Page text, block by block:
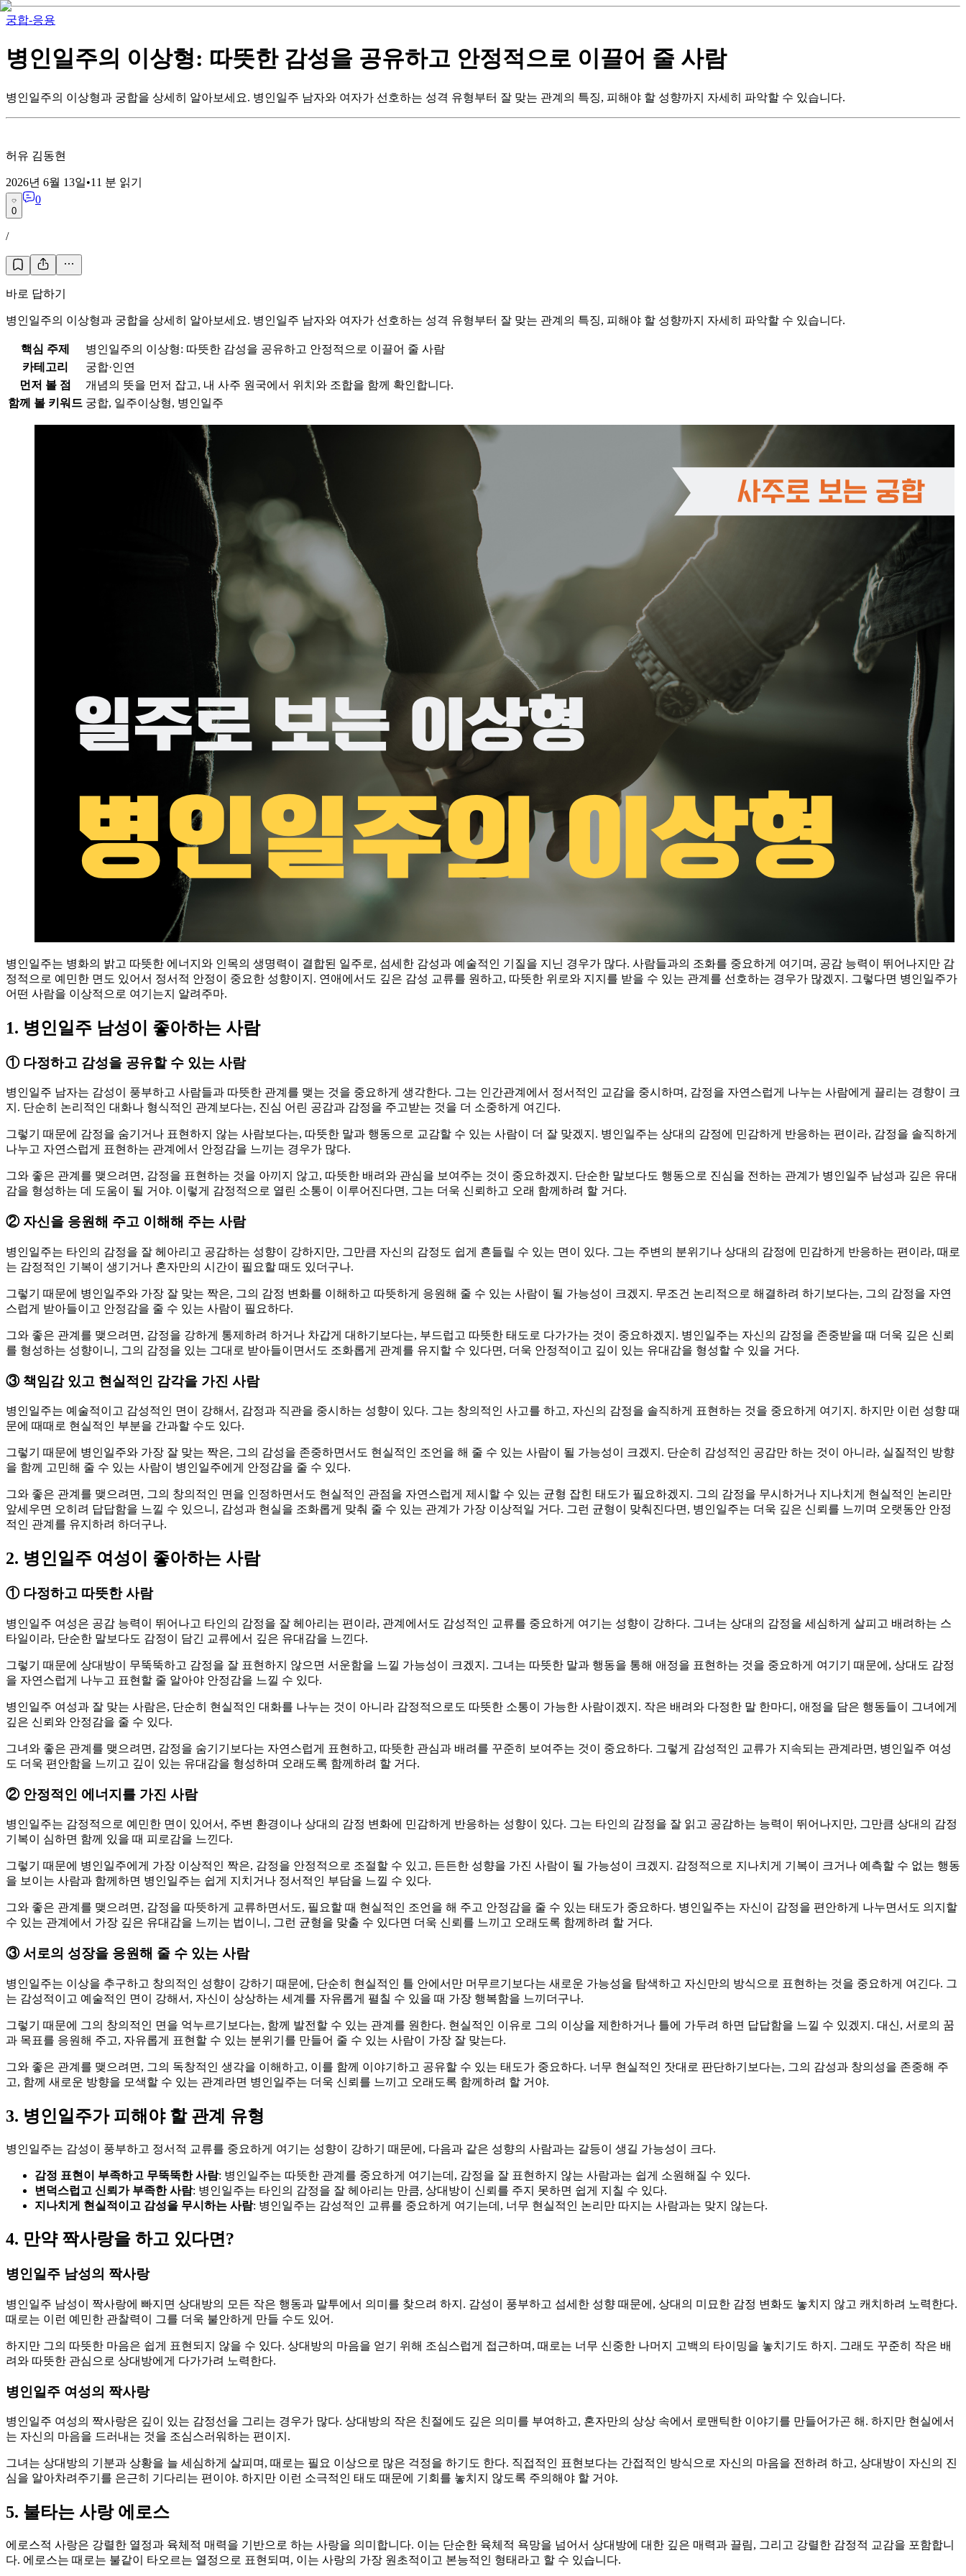
궁합-응용
병인일주의 이상형: 따뜻한 감성을 공유하고 안정적으로 이끌어 줄 사람
병인일주의 이상형과 궁합을 상세히 알아보세요. 병인일주 남자와 여자가 선호하는 성격 유형부터 잘 맞는 관계의 특징, 피해야 할 성향까지 자세히 파악할 수 있습니다.
허유 김동현
2026년 6월 13일•11 분 읽기
0
0
/
바로 답하기
병인일주의 이상형과 궁합을 상세히 알아보세요. 병인일주 남자와 여자가 선호하는 성격 유형부터 잘 맞는 관계의 특징, 피해야 할 성향까지 자세히 파악할 수 있습니다.
핵심 주제
병인일주의 이상형: 따뜻한 감성을 공유하고 안정적으로 이끌어 줄 사람
카테고리
궁합·인연
먼저 볼 점
개념의 뜻을 먼저 잡고, 내 사주 원국에서 위치와 조합을 함께 확인합니다.
함께 볼 키워드 궁합, 일주이상형, 병인일주
병인일주는 병화의 밝고 따뜻한 에너지와 인목의 생명력이 결합된 일주로, 섬세한 감성과 예술적인 기질을 지닌 경우가 많다. 사람들과의 조화를 중요하게 여기며, 공감 능력이 뛰어나지만 감
정적으로 예민한 면도 있어서 정서적 안정이 중요한 성향이지. 연애에서도 깊은 감성 교류를 원하고, 따뜻한 위로와 지지를 받을 수 있는 관계를 선호하는 경우가 많겠지. 그렇다면 병인일주가
어떤 사람을 이상적으로 여기는지 알려주마.
1. 병인일주 남성이 좋아하는 사람
① 다정하고 감성을 공유할 수 있는 사람
병인일주 남자는 감성이 풍부하고 사람들과 따뜻한 관계를 맺는 것을 중요하게 생각한다. 그는 인간관계에서 정서적인 교감을 중시하며, 감정을 자연스럽게 나누는 사람에게 끌리는 경향이 크
지. 단순히 논리적인 대화나 형식적인 관계보다는, 진심 어린 공감과 감정을 주고받는 것을 더 소중하게 여긴다.
그렇기 때문에 감정을 숨기거나 표현하지 않는 사람보다는, 따뜻한 말과 행동으로 교감할 수 있는 사람이 더 잘 맞겠지. 병인일주는 상대의 감정에 민감하게 반응하는 편이라, 감정을 솔직하게
나누고 자연스럽게 표현하는 관계에서 안정감을 느끼는 경우가 많다.
그와 좋은 관계를 맺으려면, 감정을 표현하는 것을 아끼지 않고, 따뜻한 배려와 관심을 보여주는 것이 중요하겠지. 단순한 말보다도 행동으로 진심을 전하는 관계가 병인일주 남성과 깊은 유대
감을 형성하는 데 도움이 될 거야. 이렇게 감정적으로 열린 소통이 이루어진다면, 그는 더욱 신뢰하고 오래 함께하려 할 거다.
② 자신을 응원해 주고 이해해 주는 사람
병인일주는 타인의 감정을 잘 헤아리고 공감하는 성향이 강하지만, 그만큼 자신의 감정도 쉽게 흔들릴 수 있는 면이 있다. 그는 주변의 분위기나 상대의 감정에 민감하게 반응하는 편이라, 때로
는 감정적인 기복이 생기거나 혼자만의 시간이 필요할 때도 있더구나.
그렇기 때문에 병인일주와 가장 잘 맞는 짝은, 그의 감정 변화를 이해하고 따뜻하게 응원해 줄 수 있는 사람이 될 가능성이 크겠지. 무조건 논리적으로 해결하려 하기보다는, 그의 감정을 자연
스럽게 받아들이고 안정감을 줄 수 있는 사람이 필요하다.
그와 좋은 관계를 맺으려면, 감정을 강하게 통제하려 하거나 차갑게 대하기보다는, 부드럽고 따뜻한 태도로 다가가는 것이 중요하겠지. 병인일주는 자신의 감정을 존중받을 때 더욱 깊은 신뢰
를 형성하는 성향이니, 그의 감정을 있는 그대로 받아들이면서도 조화롭게 관계를 유지할 수 있다면, 더욱 안정적이고 깊이 있는 유대감을 형성할 수 있을 거다.
③책임감 있고 현실적인 감각을 가진 사람
병인일주는 예술적이고 감성적인 면이 강해서, 감정과 직관을 중시하는 성향이 있다. 그는 창의적인 사고를 하고, 자신의 감정을 솔직하게 표현하는 것을 중요하게 여기지. 하지만 이런 성향 때
문에 때때로 현실적인 부분을 간과할 수도 있다.
그렇기 때문에 병인일주와 가장 잘 맞는 짝은, 그의 감성을 존중하면서도 현실적인 조언을 해 줄 수 있는 사람이 될 가능성이 크겠지. 단순히 감성적인 공감만 하는 것이 아니라, 실질적인 방향
을 함께 고민해 줄 수 있는 사람이 병인일주에게 안정감을 줄 수 있다.
그와 좋은 관계를 맺으려면, 그의 창의적인 면을 인정하면서도 현실적인 관점을 자연스럽게 제시할 수 있는 균형 잡힌 태도가 필요하겠지. 그의 감정을 무시하거나 지나치게 현실적인 논리만
앞세우면 오히려 답답함을 느낄 수 있으니, 감성과 현실을 조화롭게 맞춰 줄 수 있는 관계가 가장 이상적일 거다. 그런 균형이 맞춰진다면, 병인일주는 더욱 깊은 신뢰를 느끼며 오랫동안 안정
적인 관계를 유지하려 하더구나.
2. 병인일주 여성이 좋아하는 사람
① 다정하고 따뜻한 사람
병인일주 여성은 공감 능력이 뛰어나고 타인의 감정을 잘 헤아리는 편이라, 관계에서도 감성적인 교류를 중요하게 여기는 성향이 강하다. 그녀는 상대의 감정을 세심하게 살피고 배려하는 스
타일이라, 단순한 말보다도 감정이 담긴 교류에서 깊은 유대감을 느낀다.
그렇기 때문에 상대방이 무뚝뚝하고 감정을 잘 표현하지 않으면 서운함을 느낄 가능성이 크겠지. 그녀는 따뜻한 말과 행동을 통해 애정을 표현하는 것을 중요하게 여기기 때문에, 상대도 감정
을 자연스럽게 나누고 표현할 줄 알아야 안정감을 느낄 수 있다.
병인일주 여성과 잘 맞는 사람은, 단순히 현실적인 대화를 나누는 것이 아니라 감정적으로도 따뜻한 소통이 가능한 사람이겠지. 작은 배려와 다정한 말 한마디, 애정을 담은 행동들이 그녀에게
깊은 신뢰와 안정감을 줄 수 있다.
그녀와 좋은 관계를 맺으려면, 감정을 숨기기보다는 자연스럽게 표현하고, 따뜻한 관심과 배려를 꾸준히 보여주는 것이 중요하다. 그렇게 감성적인 교류가 지속되는 관계라면, 병인일주 여성
도 더욱 편안함을 느끼고 깊이 있는 유대감을 형성하며 오래도록 함께하려 할 거다.
② 안정적인 에너지를 가진 사람
병인일주는 감정적으로 예민한 면이 있어서, 주변 환경이나 상대의 감정 변화에 민감하게 반응하는 성향이 있다. 그는 타인의 감정을 잘 읽고 공감하는 능력이 뛰어나지만, 그만큼 상대의 감정
기복이 심하면 함께 있을 때 피로감을 느낀다.
그렇기 때문에 병인일주에게 가장 이상적인 짝은, 감정을 안정적으로 조절할 수 있고, 든든한 성향을 가진 사람이 될 가능성이 크겠지. 감정적으로 지나치게 기복이 크거나 예측할 수 없는 행동
을 보이는 사람과 함께하면 병인일주는 쉽게 지치거나 정서적인 부담을 느낄 수 있다.
그와 좋은 관계를 맺으려면, 감정을 따뜻하게 교류하면서도, 필요할 때 현실적인 조언을 해 주고 안정감을 줄 수 있는 태도가 중요하다. 병인일주는 자신이 감정을 편안하게 나누면서도 의지할
수 있는 관계에서 가장 깊은 유대감을 느끼는 법이니, 그런 균형을 맞출 수 있다면 더욱 신뢰를 느끼고 오래도록 함께하려 할 거다.
③서로의 성장을 응원해 줄 수 있는 사람
병인일주는 이상을 추구하고 창의적인 성향이 강하기 때문에, 단순히 현실적인 틀 안에서만 머무르기보다는 새로운 가능성을 탐색하고 자신만의 방식으로 표현하는 것을 중요하게 여긴다. 그
는 감성적이고 예술적인 면이 강해서, 자신이 상상하는 세계를 자유롭게 펼칠 수 있을 때 가장 행복함을 느끼더구나.
그렇기 때문에 그의 창의적인 면을 억누르기보다는, 함께 발전할 수 있는 관계를 원한다. 현실적인 이유로 그의 이상을 제한하거나 틀에 가두려 하면 답답함을 느낄 수 있겠지. 대신, 서로의 꿈
과 목표를 응원해 주고, 자유롭게 표현할 수 있는 분위기를 만들어 줄 수 있는 사람이 가장 잘 맞는다.
그와 좋은 관계를 맺으려면, 그의 독창적인 생각을 이해하고, 이를 함께 이야기하고 공유할 수 있는 태도가 중요하다. 너무 현실적인 잣대로 판단하기보다는, 그의 감성과 창의성을 존중해 주
고, 함께 새로운 방향을 모색할 수 있는 관계라면 병인일주는 더욱 신뢰를 느끼고 오래도록 함께하려 할 거야.
3. 병인일주가 피해야 할 관계 유형
병인일주는 감성이 풍부하고 정서적 교류를 중요하게 여기는 성향이 강하기 때문에, 다음과 같은 성향의 사람과는 갈등이 생길 가능성이 크다.
감정 표현이 부족하고 무뚝뚝한 사람: 병인일주는 따뜻한 관계를 중요하게 여기는데, 감정을 잘 표현하지 않는 사람과는 쉽게 소원해질 수 있다.
변덕스럽고 신뢰가 부족한 사람: 병인일주는 타인의 감정을 잘 헤아리는 만큼, 상대방이 신뢰를 주지 못하면 쉽게 지칠 수 있다.
지나치게 현실적이고 감성을 무시하는 사람: 병인일주는 감성적인 교류를 중요하게 여기는데, 너무 현실적인 논리만 따지는 사람과는 맞지 않는다.
4. 만약 짝사랑을 하고 있다면?
병인일주 남성의 짝사랑
병인일주 남성이 짝사랑에 빠지면 상대방의 모든 작은 행동과 말투에서 의미를 찾으려 하지. 감성이 풍부하고 섬세한 성향 때문에, 상대의 미묘한 감정 변화도 놓치지 않고 캐치하려 노력한다.
때로는 이런 예민한 관찰력이 그를 더욱 불안하게 만들 수도 있어.
하지만 그의 따뜻한 마음은 쉽게 표현되지 않을 수 있다. 상대방의 마음을 얻기 위해 조심스럽게 접근하며, 때로는 너무 신중한 나머지 고백의 타이밍을 놓치기도 하지. 그래도 꾸준히 작은 배
려와 따뜻한 관심으로 상대방에게 다가가려 노력한다.
병인일주 여성의 짝사랑
병인일주 여성의 짝사랑은 깊이 있는 감정선을 그리는 경우가 많다. 상대방의 작은 친절에도 깊은 의미를 부여하고, 혼자만의 상상 속에서 로맨틱한 이야기를 만들어가곤 해. 하지만 현실에서
는 자신의 마음을 드러내는 것을 조심스러워하는 편이지.
그녀는 상대방의 기분과 상황을 늘 세심하게 살피며, 때로는 필요 이상으로 많은 걱정을 하기도 한다. 직접적인 표현보다는 간접적인 방식으로 자신의 마음을 전하려 하고, 상대방이 자신의 진
심을 알아차려주기를 은근히 기다리는 편이야. 하지만 이런 소극적인 태도 때문에 기회를 놓치지 않도록 주의해야 할 거야.
5. 불타는 사랑 에로스
에로스적 사랑은 강렬한 열정과 육체적 매력을 기반으로 하는 사랑을 의미합니다. 이는 단순한 육체적 욕망을 넘어서 상대방에 대한 깊은 매력과 끌림, 그리고 강렬한 감정적 교감을 포함합니
다. 에로스는 때로는 불같이 타오르는 열정으로 표현되며, 이는 사랑의 가장 원초적이고 본능적인 형태라고 할 수 있습니다.